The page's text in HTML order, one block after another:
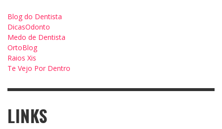
Blog do Dentista
DicasOdonto
Medo de Dentista
OrtoBlog
Raios Xis
Te Vejo Por Dentro
LINKS